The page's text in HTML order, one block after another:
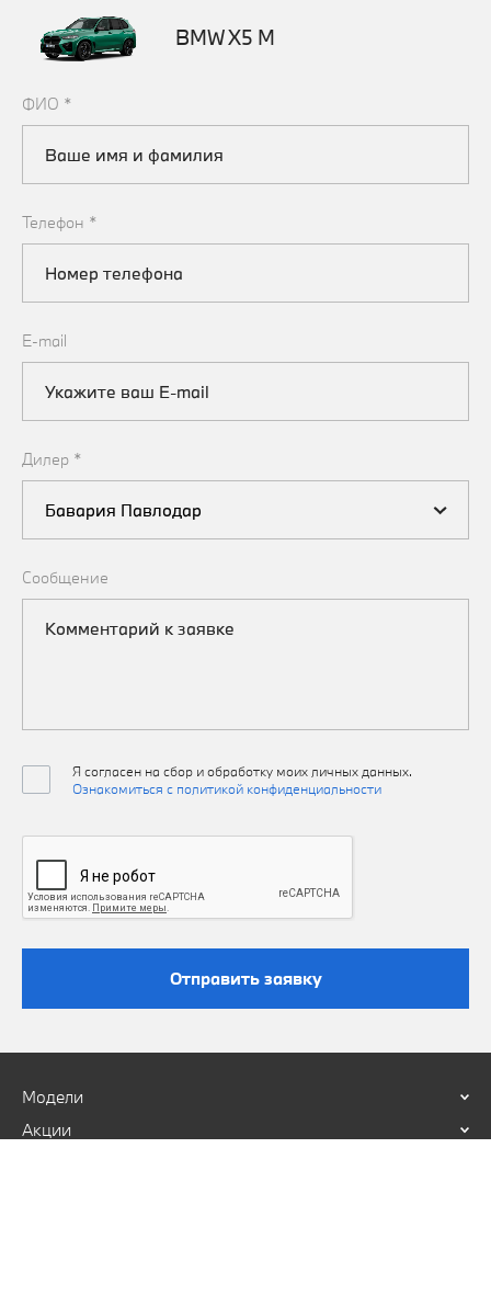
RU
BMW X5 M
ФИО *
Телефон *
E-mail
Дилер *
Сообщение
Я согласен на сбор и обработку моих личных данных.
Ознакомиться с политикой конфиденциальности
Отправить заявку
Модели
Акции